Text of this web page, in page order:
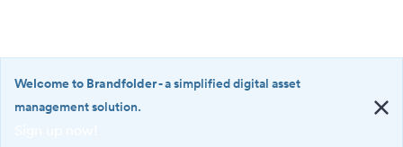
Welcome to Brandfolder- a simplified digital asset
management solution.